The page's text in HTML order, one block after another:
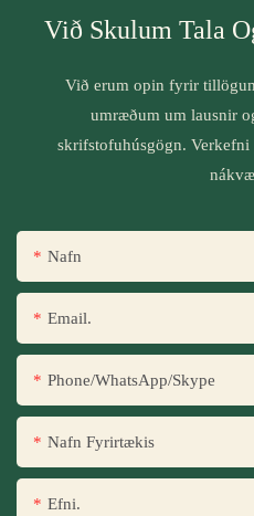
Við Skulum Tala
Við erum opin fyrir
umræðum um lausnir
skrifstofuhúsgögn.
Nafn
Email.
Phone/WhatsApp/Skype
Nafn Fyrirtækis
Efni.